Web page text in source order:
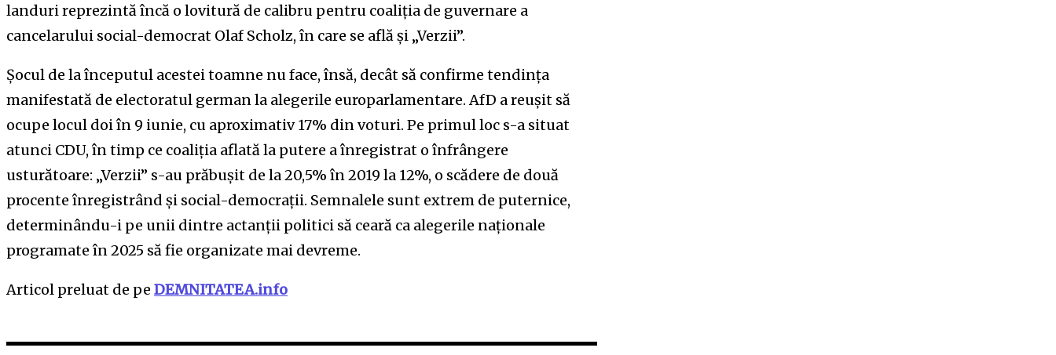
landuri reprezintă încă o lovitură de calibru pentru coaliția de guvernare a
cancelarului social-democrat Olaf Scholz, în care se află și „Verzii”.
Șocul de la începutul acestei toamne nu face, însă, decât să confirme tendința
manifestată de electoratul german la alegerile europarlamentare. AfD a reușit să
ocupe locul doi în 9 iunie, cu aproximativ 17% din voturi. Pe primul loc s-a situat
atunci CDU, în timp ce coaliția aflată la putere a înregistrat o înfrângere
usturătoare: „Verzii” s-au prăbușit de la 20,5% în 2019 la 12%, o scădere de două
procente înregistrând și social-democrații. Semnalele sunt extrem de puternice,
determinându-i pe unii dintre actanții politici să ceară ca alegerile naționale
programate în 2025 să fie organizate mai devreme.
Articol preluat de pe DEMNITATEA.info